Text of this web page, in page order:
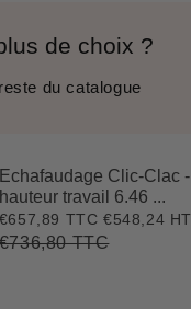
de choix ?
du catalogue
Echafaudage Clic-Clac -
hauteur travail 6.46 ...
Prix
réduit
€657,89 TTC €657,89
€548,24 HT
Prix
€736,80 TTC€736,80